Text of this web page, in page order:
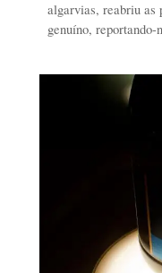
algarvias, reabriu as
genuíno,